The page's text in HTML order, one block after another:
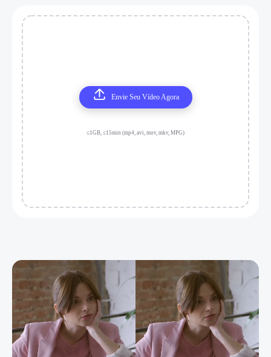
Envie Seu Vídeo Agora
≤1GB, ≤15min (mp4, avi, mov, mkv, MPG)